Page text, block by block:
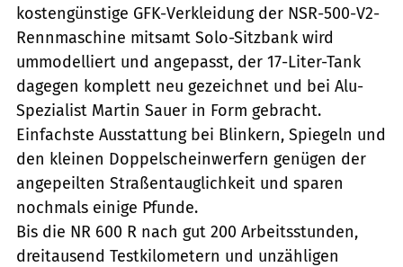
kostengünstige GFK-Verkleidung der NSR-500-V2-
Rennmaschine mitsamt Solo-Sitzbank wird
ummodelliert und angepasst, der 17-Liter-Tank
dagegen komplett neu gezeichnet und bei Alu-
Spezialist Martin Sauer in Form gebracht.
Einfachste Ausstattung bei Blinkern, Spiegeln und
den kleinen Doppelscheinwerfern genügen der
angepeilten Straßentauglichkeit und sparen
nochmals einige Pfunde.
Bis die NR 600 R nach gut 200 Arbeitsstunden,
dreitausend Testkilometern und unzähligen